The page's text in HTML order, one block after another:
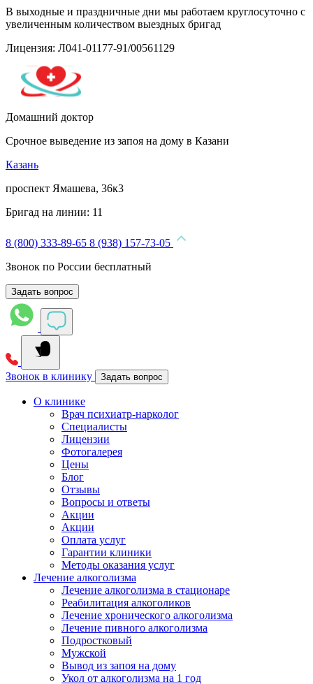
В выходные и праздничные дни мы работаем круглосуточно с
увеличенным количеством выездных бригад
Лицензия: Л041-01177-91/00561129
Домашний доктор
Срочное выведение из запоя на дому в Казани
Казань
проспект Ямашева, 36к3
Бригад на линии: 11
8 (800) 333-89-65 8 (938) 157-73-05
Звонок по России бесплатный
Задать вопрос
Звонок в клинику Задать вопрос
О клинике
Врач психиатр-нарколог
Специалисты
Лицензии
Фотогалерея
Цены
Блог
Отзывы
Вопросы и ответы
Акции
Акции
Оплата услуг
Гарантии клиники
Методы оказания услуг
Лечение алкоголизма
Лечение алкоголизма в стационаре
Реабилитация алкоголиков
Лечение хронического алкоголизма
Лечение пивного алкоголизма
Подростковый
Мужской
Вывод из запоя на дому
Укол от алкоголизма на 1 год